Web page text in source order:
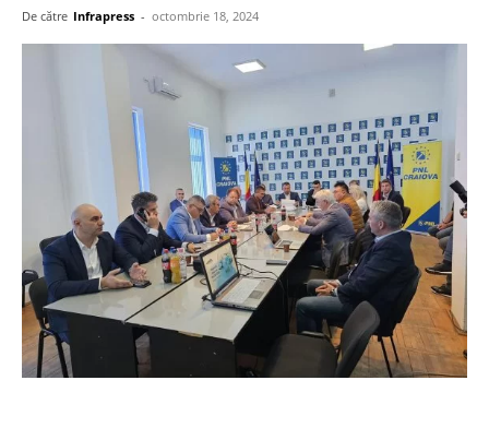
De către Infrapress - octombrie 18, 2024